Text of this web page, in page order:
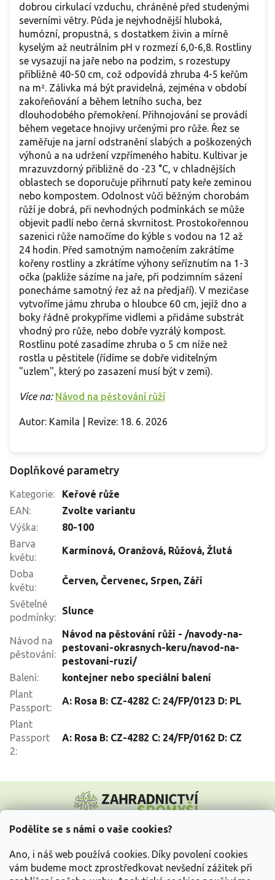
Podělíte se s námi o vaše cookies?
Ano, i náš web používá cookies. Díky povolení cookies
vám budeme moct zprostředkovat nevšední zážitek při
dobrou cirkulací vzduchu, chráněné před studenými
severními větry. Půda je nejvhodnější hluboká,
humózní, propustná, s dostatkem živin a mírně
kyselým až neutrálním pH v rozmezí 6,0-6,8. Rostliny
se vysazují na jaře nebo na podzim, s rozestupy
přibližně 40-50 cm, což odpovídá zhruba 4-5 keřům
na m². Zálivka má být pravidelná, zejména v období
zakořeňování a během letního sucha, bez
dlouhodobého přemokření. Přihnojování se provádí
během vegetace hnojivy určenými pro růže. Řez se
zaměřuje na jarní odstranění slabých a poškozených
výhonů a na udržení vzpřímeného habitu. Kultivar je
mrazuvzdorný přibližně do -23 °C, v chladnějších
oblastech se doporučuje přihrnutí paty keře zeminou
nebo kompostem. Odolnost vůči běžným chorobám
růží je dobrá, při nevhodných podmínkách se může
objevit padlí nebo černá skvrnitost. Prostokořennou
sazenici růže namočíme do kýble s vodou na 12 až
24 hodin. Před samotným namočením zakrátíme
kořeny rostliny a zkrátíme výhony seříznutím na 1-3
očka (pakliže sázíme na jaře, při podzimním sázení
ponecháme samotný řez až na předjaří). V mezičase
vytvoříme jámu zhruba o hloubce 60 cm, jejíž dno a
boky řádně prokypříme vidlemi a přidáme substrát
vhodný pro růže, nebo dobře vyzrálý kompost.
Rostlinu poté zasadíme zhruba o 5 cm níže než
rostla u pěstitele (řídíme se dobře viditelným
"uzlem", který po zasazení musí být v zemi).
Více na: Návod na pěstování růží
Autor: Kamila | Revize: 18. 6. 2026
Doplňkové parametry
Kategorie:
Keřové růže
EAN:
Zvolte variantu
Výška:
80-100
Barva
květu:
Karmínová, Oranžová, Růžová, Žlutá
Doba
květu:
Červen, Červenec, Srpen, Září
Světelné
podmínky:
Slunce
Návod na
pěstování:
Návod na pěstování růží - /navody-na-
pestovani-okrasnych-keru/navod-na-
pestovani-ruzi/
Balení:
kontejner nebo speciální balení
Plant
Passport:
A: Rosa B: CZ-4282 C: 24/FP/0123 D: PL
Plant
Passport
2:
A: Rosa B: CZ-4282 C: 24/FP/0162 D: CZ
p
Vše o nákupu